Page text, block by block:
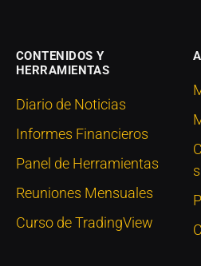
CONTENIDOS Y
HERRAMIENTAS
Diario de Noticias
Informes Financieros
Panel de Herramientas
Reuniones Mensuales
Curso de TradingView